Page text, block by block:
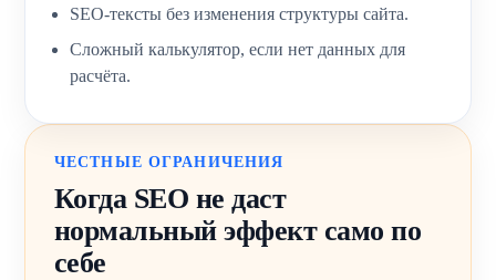
SEO-тексты без изменения структуры сайта.
Сложный калькулятор, если нет данных для
расчёта.
ЧЕСТНЫЕ ОГРАНИЧЕНИЯ
Когда SEO не даст
нормальный эффект само по
себе